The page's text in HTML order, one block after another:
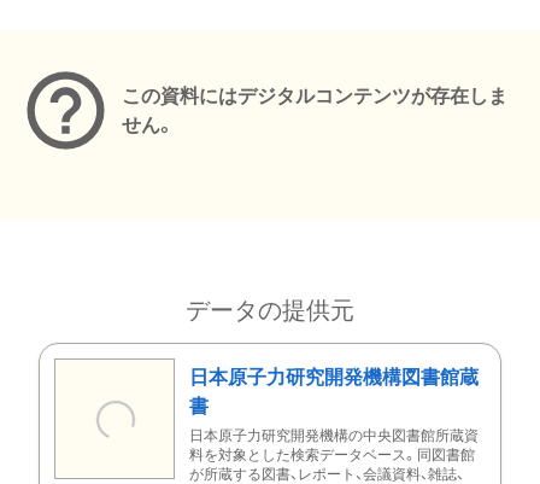
この資料にはデジタルコンテンツが存在しま
せん。
データの提供元
日本原子力研究開発機構図書館蔵
書
日本原子力研究開発機構の中央図書館所蔵資
料を対象とした検索データベース。同図書館
が所蔵する図書、レポート、会議資料、雑誌、